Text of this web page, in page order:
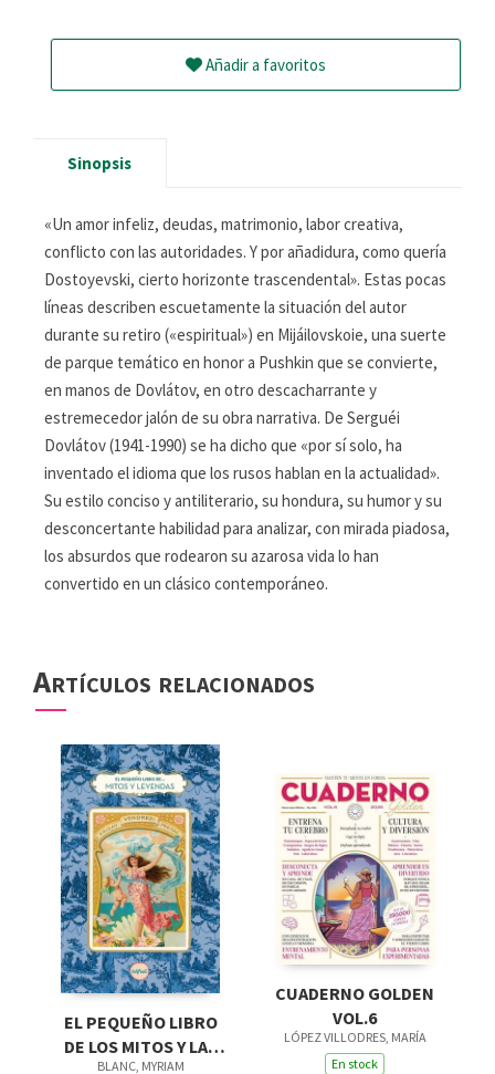
Añadir a favoritos
Sinopsis
«Un amor infeliz, deudas, matrimonio, labor creativa,
conflicto con las autoridades. Y por añadidura, como quería
Dostoyevski, cierto horizonte trascendental». Estas pocas
líneas describen escuetamente la situación del autor
durante su retiro («espiritual») en Mijáilovskoie, una suerte
de parque temático en honor a Pushkin que se convierte,
en manos de Dovlátov, en otro descacharrante y
estremecedor jalón de su obra narrativa. De Serguéi
Dovlátov (1941-1990) se ha dicho que «por sí solo, ha
inventado el idioma que los rusos hablan en la actualidad».
Su estilo conciso y antiliterario, su hondura, su humor y su
desconcertante habilidad para analizar, con mirada piadosa,
los absurdos que rodearon su azarosa vida lo han
convertido en un clásico contemporáneo.
Artículos relacionados
EL PEQUEÑO LIBRO
DE LOS MITOS Y LAS
BLANC, MYRIAM
CUADERNO GOLDEN
VOL.6
LÓPEZ VILLODRES, MARÍA
En stock